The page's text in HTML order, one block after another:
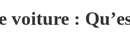
voiture :